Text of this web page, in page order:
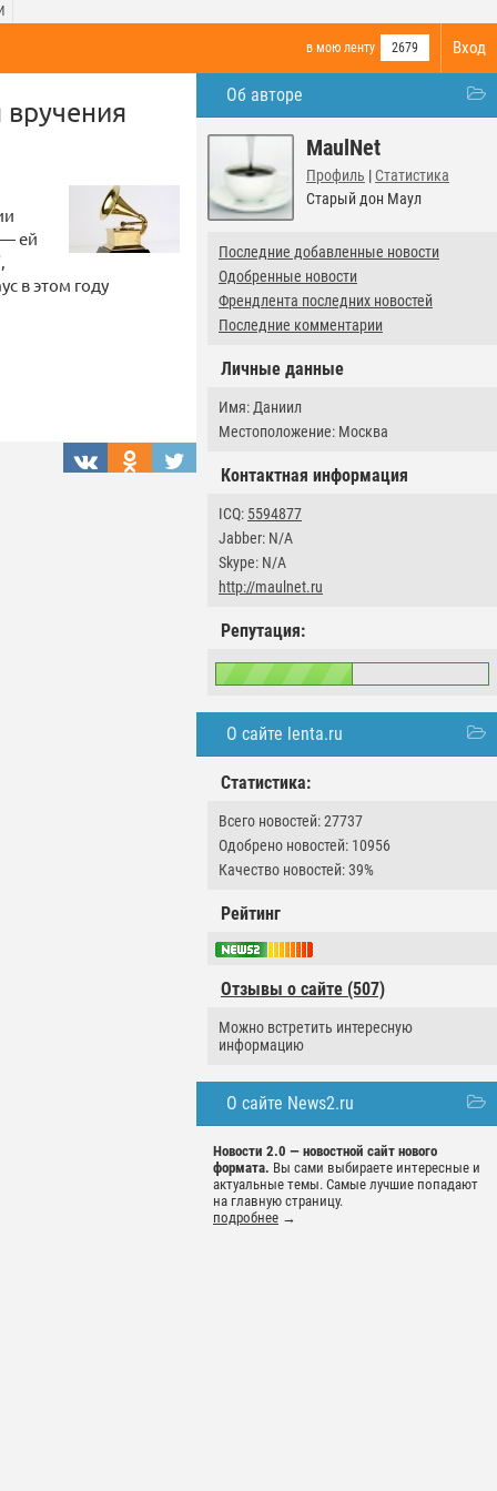
Вход
в мою ленту 2679
Об авторе
MaulNet
Профиль | Статистика
Старый дон Маул
Последние добавленные новости
Одобренные новости
Френдлента последних новостей
Последние комментарии
Личные данные
Имя: Даниил
Местоположение: Москва
Контактная информация
ICQ: 5594877
Jabber: N/A
Skype: N/A
http://maulnet.ru
Репутация:
О сайте lenta.ru
Статистика:
Всего новостей: 27737
Одобрено новостей: 10956
Качество новостей: 39%
Рейтинг
Отзывы о сайте (507)
Можно встретить интересную
информацию
О сайте News2.ru
Новости 2.0 — новостной сайт нового
формата. Вы сами выбираете интересные и
актуальные темы. Самые лучшие попадают
на главную страницу.
подробнее →
— ей
в этом году